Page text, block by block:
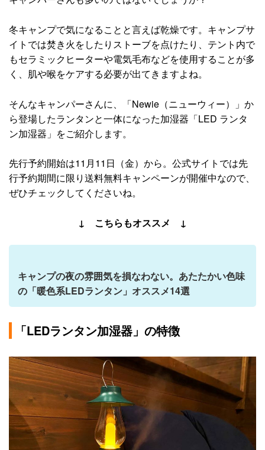
冬キャンプで気になることと言えば乾燥です。キャンプサ
イトでは焚き火をしたりストーブを点けたり、テント内で
もセラミックヒーターや電気毛布などを使用することが多
く、肌や喉をケアする必要が出てきますよね。
そんなキャンパーさんに、「Newie（ニューウィー）」か
ら登場したランタンと一体になった加湿器「LED ランタ
ン加湿器」をご紹介します。
先行予約開始は11月11日（金）から。公式サイトでは先
行予約期間に限り送料無料キャンペーンが開催中なので、
ぜひチェックしてくださいね。
↓ こちらもオススメ ↓
キャンプの夜の雰囲気を損なわない。あたたかい色味
の「暖色系LEDランタン」オススメ14選
「LEDランタン加湿器」の特徴